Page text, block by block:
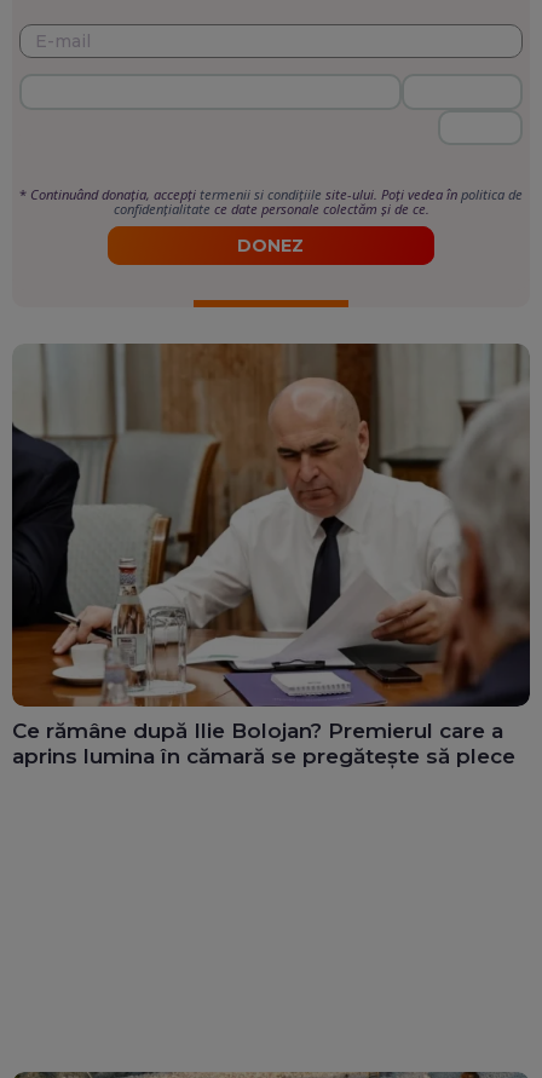
* Continuând donația, accepți termenii si condițiile site-ului. Poți vedea în politica de
confidențialitate ce date personale colectăm și de ce.
DONEZ
Ce rămâne după Ilie Bolojan? Premierul care a
aprins lumina în cămară se pregătește să plece